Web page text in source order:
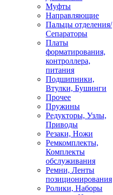
Муфты
Направляющие
Пальцы отделения/
Сепараторы
Платы
форматирования,
контроллера,
питания
Подшипники,
Втулки, Бушинги
Прочее
Пружины
Редукторы, Узлы,
Приводы
Резаки, Ножи
Ремкомплекты,
Комплекты
обслуживания
Ремни, Ленты
позиционирования
Ролики, Наборы